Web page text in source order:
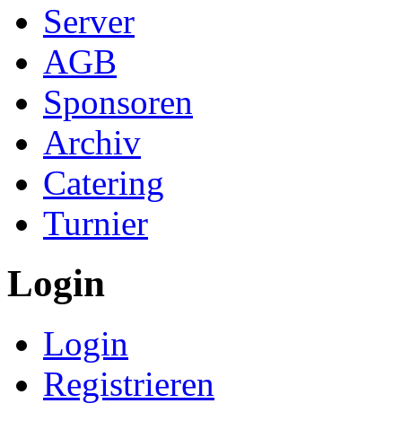
Server
AGB
Sponsoren
Archiv
Catering
Turnier
Login
Login
Registrieren